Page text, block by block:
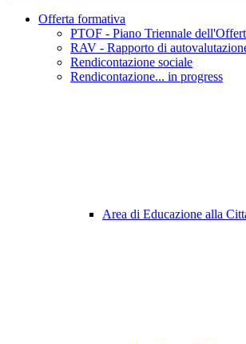
Offerta formativa
PTOF - Piano Triennale
RAV - Rapporto di
Rendicontazione sociale
Rendicontazione... in progress
Area di Educazione alla